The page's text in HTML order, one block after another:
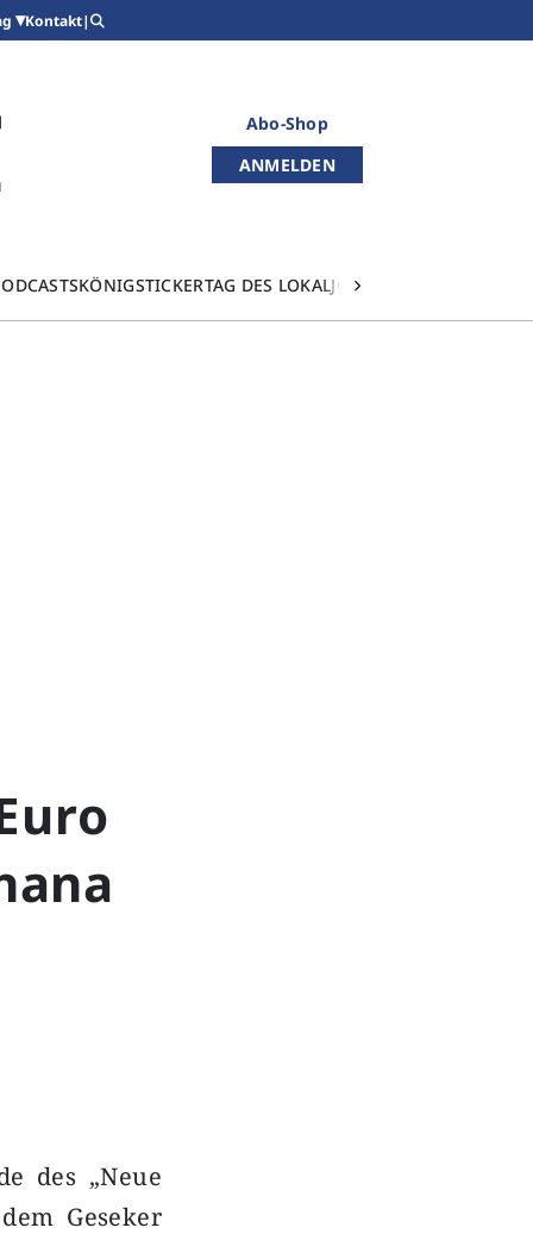
Kontakt|
Abo-Shop
ANMELDEN
KÖNIGSTICKERTAG DES LOKALJOURNALISMUS
des „Neue
Geseker